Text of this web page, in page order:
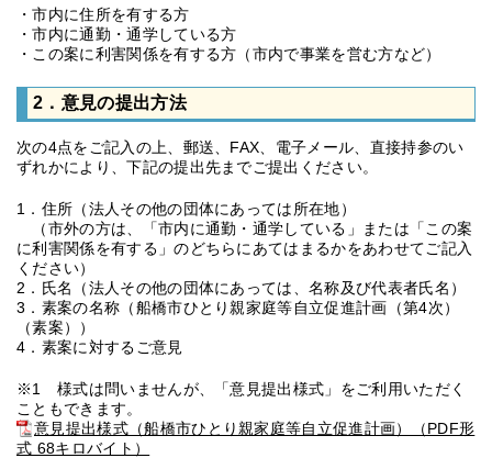
・市内に住所を有する方
・市内に通勤・通学している方
・この案に利害関係を有する方（市内で事業を営む方など）
2．意見の提出方法
次の4点をご記入の上、郵送、FAX、電子メール、直接持参のい
ずれかにより、下記の提出先までご提出ください。
1．住所（法人その他の団体にあっては所在地）
（市外の方は、「市内に通勤・通学している」または「この案
に利害関係を有する」のどちらにあてはまるかをあわせてご記入
ください）
2．氏名（法人その他の団体にあっては、名称及び代表者氏名）
3．素案の名称（船橋市ひとり親家庭等自立促進計画（第4次）
（素案））
4．素案に対するご意見
※1 様式は問いませんが、「意見提出様式」をご利用いただく
こともできます。
意見提出様式（船橋市ひとり親家庭等自立促進計画）（PDF形
式 68キロバイト）